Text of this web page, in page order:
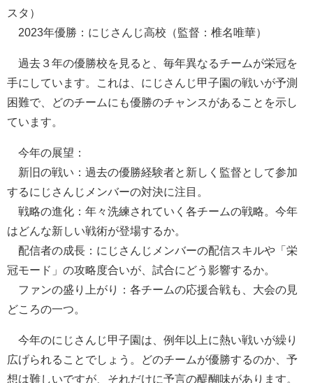
スタ）
2023年優勝：にじさんじ高校（監督：椎名唯華）
過去３年の優勝校を見ると、毎年異なるチームが栄冠を
手にしています。これは、にじさんじ甲子園の戦いが予測
困難で、どのチームにも優勝のチャンスがあることを示し
ています。
今年の展望：
新旧の戦い：過去の優勝経験者と新しく監督として参加
するにじさんじメンバーの対決に注目。
戦略の進化：年々洗練されていく各チームの戦略。今年
はどんな新しい戦術が登場するか。
配信者の成長：にじさんじメンバーの配信スキルや「栄
冠モード」の攻略度合いが、試合にどう影響するか。
ファンの盛り上がり：各チームの応援合戦も、大会の見
どころの一つ。
今年のにじさんじ甲子園は、例年以上に熱い戦いが繰り
広げられることでしょう。どのチームが優勝するのか、予
想は難しいですが、それだけに予言の醍醐味があります。